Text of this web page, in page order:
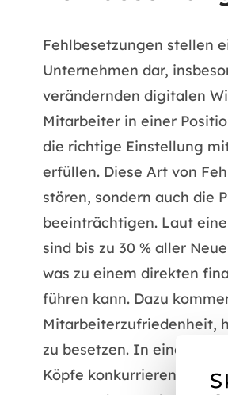
Fehlbesetzungen stellen
Unternehmen dar,
verändernden digitalen
Mitarbeiter in einer
die richtige Einstellung
erfüllen. Diese Art von
stören, sondern auch die
beeinträchtigen. Laut
sind bis zu 30 % aller
was zu einem direkten
führen kann. Dazu
Mitarbeiterzufriedenheit,
zu besetzen. In einer Zeit,
Köpfe konkurrieren, ist es